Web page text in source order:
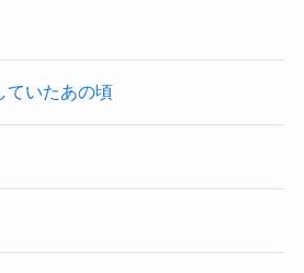
ていたあの頃